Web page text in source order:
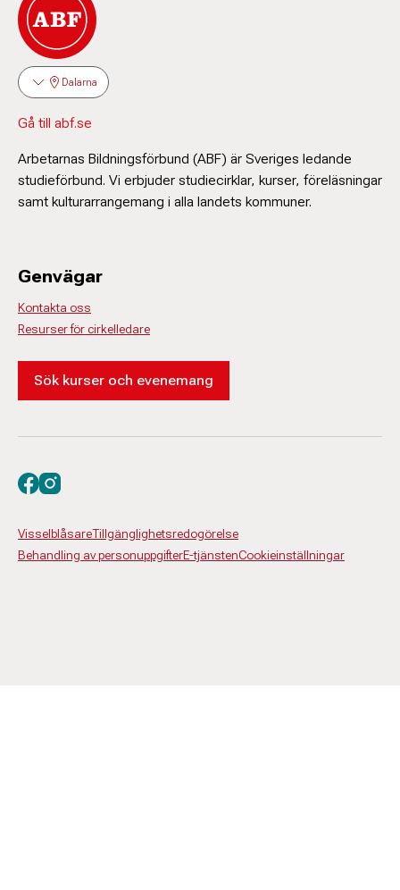
Dalarna
Gå till abf.se
Arbetarnas Bildningsförbund (ABF) är Sveriges ledande
studieförbund. Vi erbjuder studiecirklar, kurser, föreläsningar
samt kulturarrangemang i alla landets kommuner.
Genvägar
Kontakta oss
Resurser för cirkelledare
Sök kurser och evenemang
VisselblåsareTillgänglighetsredogörelse
Behandling av personuppgifterE-tjänstenCookieinställningar
Besök oss på facebook
Besök oss på instagram